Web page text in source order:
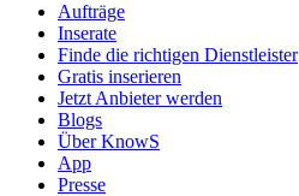
Aufträge
Inserate
Finde die richtigen Dienstleister
Gratis inserieren
Jetzt Anbieter werden
Blogs
Über KnowS
App
Presse